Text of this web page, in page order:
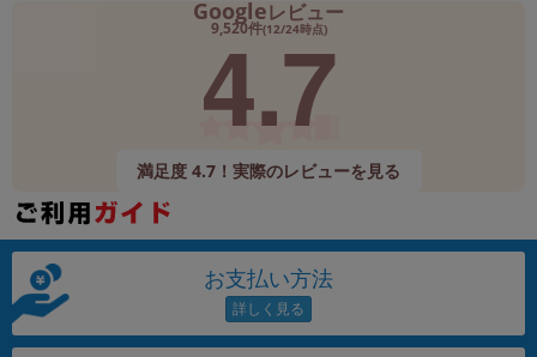
Googleレビュー
9,520件(12/24時点)
4.7
満足度 4.7！実際のレビューを見る
お支払い方法